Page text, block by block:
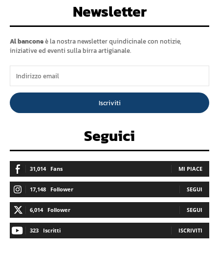
Newsletter
Al banconeè la nostra newsletter quindicinale con notizie,
iniziative ed eventi sulla birra artigianale.
Iscriviti
Seguici
31,014 Fans MI PIACE
17,148 Follower SEGUI
6,014 Follower SEGUI
323 Iscritti ISCRIVITI